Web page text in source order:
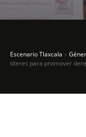
Escenario Tlaxcala
títeres para promover